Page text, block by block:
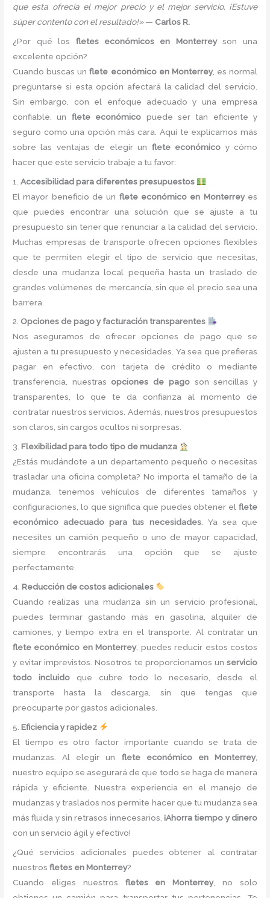
que esta ofrecía el mejor precio y el mejor servicio. ¡Estuve
súper contento con el resultado!»— Carlos R.
¿Por qué los fletes económicos en Monterreyson una
excelente opción?
Cuando buscas unflete económico en Monterrey, es normal
preguntarse si esta opción afectará la calidad del servicio.
Sin embargo, con el enfoque adecuado y una empresa
confiable, un flete económico puede ser tan eficiente y
seguro como una opción más cara. Aquí te explicamos más
sobre las ventajas de elegir un flete económico y cómo
hacer que este servicio trabaje a tu favor:
1.Accesibilidad para diferentes presupuestos
El mayor beneficio de un flete económico en Monterreyes
que puedes encontrar una solución que se ajuste a tu
presupuesto sin tener que renunciar a la calidad del servicio.
Muchas empresas de transporte ofrecen opciones flexibles
que te permiten elegir el tipo de servicio que necesitas,
desde una mudanza local pequeña hasta un traslado de
grandes volúmenes de mercancía, sin que el precio sea una
barrera.
2. Opciones de pago y facturación transparentes
Nos aseguramos de ofrecer opciones de pago que se
ajusten a tu presupuesto y necesidades. Ya sea que prefieras
pagar en efectivo, con tarjeta de crédito o mediante
transferencia, nuestras opciones de pagoson sencillas y
transparentes, lo que te da confianza al momento de
contratar nuestros servicios. Además, nuestros presupuestos
son claros, sin cargos ocultos ni sorpresas.
3.Flexibilidad para todo tipo de mudanza
¿Estás mudándote a un departamento pequeño o necesitas
trasladar una oficina completa? No importa el tamaño de la
mudanza, tenemos vehículos de diferentes tamaños y
configuraciones, lo que significa que puedes obtener el flete
económico adecuado para tus necesidades. Ya sea que
necesites un camión pequeño o uno de mayor capacidad,
siempre encontrarás una opción que se ajuste
perfectamente.
4.Reducción de costos adicionales
Cuando realizas una mudanza sin un servicio profesional,
puedes terminar gastando más en gasolina, alquiler de
camiones, y tiempo extra en el transporte. Al contratar un
flete económico en Monterrey, puedes reducir estos costos
y evitar imprevistos. Nosotros te proporcionamos un servicio
todo incluidoque cubre todo lo necesario, desde el
transporte hasta la descarga, sin que tengas que
preocuparte por gastos adicionales.
5.Eficiencia y rapidez
El tiempo es otro factor importante cuando se trata de
mudanzas. Al elegir un flete económico en Monterrey,
nuestro equipo se asegurará de que todo se haga de manera
rápida y eficiente. Nuestra experiencia en el manejo de
mudanzas y traslados nos permite hacer que tu mudanza sea
más fluida y sin retrasos innecesarios. ¡Ahorra tiempo y dinero
con un servicio ágil y efectivo!
¿Qué servicios adicionales puedes obtener al contratar
nuestrosfletes en Monterrey?
Cuando eliges nuestros fletes en Monterrey, no solo